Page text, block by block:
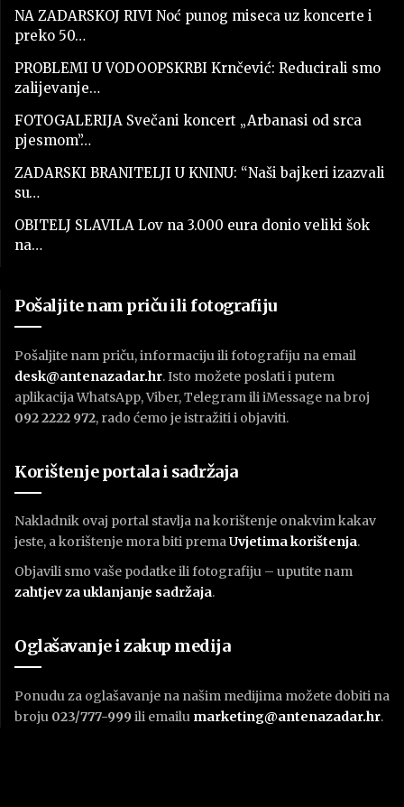
NA ZADARSKOJ RIVI Noć punog miseca uz koncerte i
preko 50…
PROBLEMI U VODOOPSKRBI Krnčević: Reducirali smo
zalijevanje…
FOTOGALERIJA Svečani koncert „Arbanasi od srca
pjesmom”…
ZADARSKI BRANITELJI U KNINU: “Naši bajkeri izazvali
su…
OBITELJ SLAVILA Lov na 3.000 eura donio veliki šok
na…
Pošaljite nam priču ili fotografiju
Pošaljite nam priču, informaciju ili fotografiju na email
desk@antenazadar.hr. Isto možete poslati i putem
aplikacija WhatsApp, Viber, Telegram ili iMessage na broj
092 2222 972, rado ćemo je istražiti i objaviti.
Korištenje portala i sadržaja
Nakladnik ovaj portal stavlja na korištenje onakvim kakav
jeste, a korištenje mora biti premaUvjetima korištenja.
Objavili smo vaše podatke ili fotografiju – uputite nam
zahtjev za uklanjanje sadržaja.
Oglašavanje i zakup medija
Ponudu za oglašavanje na našim medijima možete dobiti na
broju 023/777-999 ili emailu marketing@antenazadar.hr.